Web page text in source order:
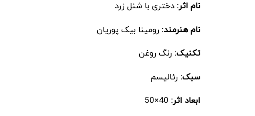
نام اثر: دختری با شنل زرد
نام هنرمند: رومینا بیک پوریان
تکنیک: رنگ روغن
سبک: رئالیسم
ابعاد اثر: